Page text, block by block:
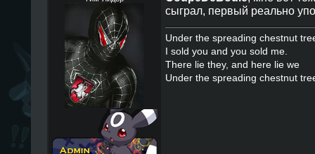
сыграл, первый реально
Under the spreading chestnut
I sold you and you sold me.
There lie they, and here lie we
Under the spreading chestnut